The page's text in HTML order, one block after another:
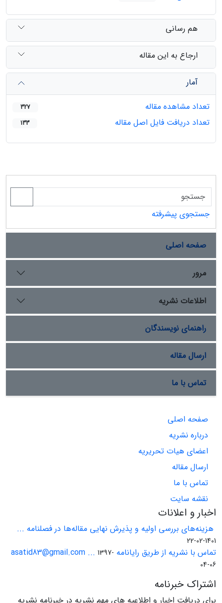
هم رسانی
ارجاع به این مقاله
آمار
تعداد مشاهده مقاله
327
تعداد دریافت فایل اصل مقاله 133
جستجوی پیشرفته
صفحه اصلی
مرور
اطلاعات نشریه
راهنمای نویسندگان
ارسال مقاله
تماس با ما
صفحه اصلی
درباره نشریه
اعضای هیات تحریریه
ارسال مقاله
تماس با ما
نقشه سایت
اخبار و اعلانات
هزینه‌های بررسی اولیه و پذیرش نهایی مقاله‌ها در فصلنامه ...
1401-02-22
تماس با نشریه از طریق رایانامه asatid83@gmail.com ... 1397-
04-06
اشتراک خبرنامه
برای دریافت اخبار و اطلاعیه های مهم نشریه در خبرنامه نشریه